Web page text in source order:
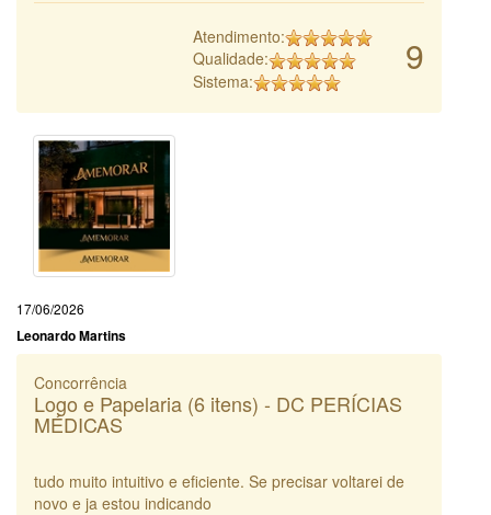
9
Atendimento:
Qualidade:
Sistema:
17/06/2026
Leonardo Martins
Concorrência
Logo e Papelaria (6 itens) - DC PERÍCIAS
MÉDICAS
tudo muito intuitivo e eficiente. Se precisar voltarei de
novo e ja estou indicando